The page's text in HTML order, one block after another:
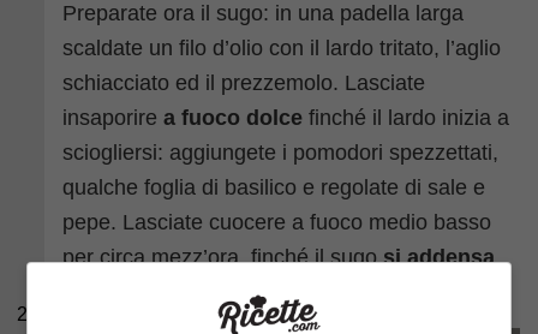
2
Preparate ora il sugo: in una padella larga
scaldate un filo d’olio con il lardo tritato, l’aglio
schiacciato ed il prezzemolo. Lasciate
insaporirea fuoco dolce finché il lardo inizia a
sciogliersi: aggiungete i pomodori spezzettati,
qualche foglia di basilico e regolate di sale e
pepe. Lasciate cuocere a fuoco medio basso
per circa mezz’ora, finché il sugosi addensa